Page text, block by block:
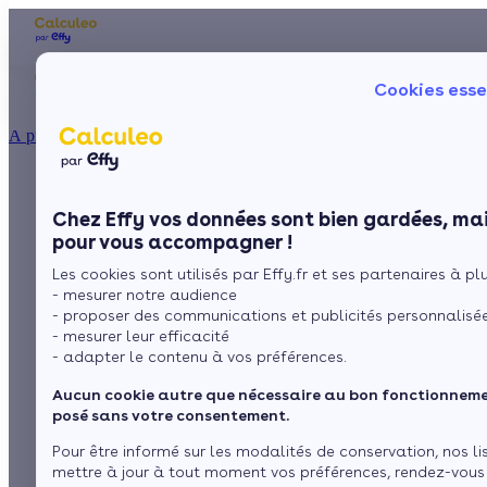
Cookies
Chez Effy vos données sont bien gardées,
pour vous accompagner !
Les cookies sont utilisés par Effy.fr et ses partenaires à
- mesurer notre audience
- proposer des communications et publicités
- mesurer leur efficacité
- adapter le contenu à vos préférences.
Aucun cookie autre que nécessaire au bon
posé sans votre consentement.
Pour être informé sur les modalités de conservation, nos
mettre à jour à tout moment vos préférences, rendez-
À propos
Ma Prime Rénov'
Le chèque énergie
La TVA réduite
L'éco-prêt à taux zéro
Trouver mes aides
Nos conseils
Sol
Fenêtres
L'énergie thermique
parL’équipe de rédaction 2 min de lecture
Sommaire
Formes et utilisations
Avantages et inconvénients de l’énergie thermique